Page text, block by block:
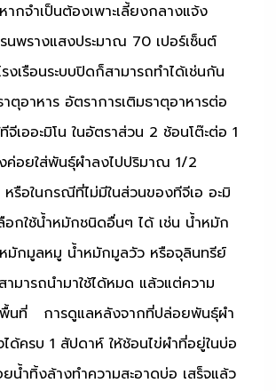
ากจำเป็นต้องเพาะเลี้ยงกลางแจ้ง
รนพรางแสงประมาณ 70 เปอร์เซ็นต์
รงเรือนระบบปิดก็สามารถทำได้เช่นกัน
ตุอาหาร อัตราการเติมธาตุอาหารต่อ
จีเออะมิโน ในอัตราส่วน 2 ช้อนโต๊ะต่อ 1
ค่อยใส่พันธุ์ผำลงไปปริมาณ 1/2
รือในกรณีที่ไม่มีในส่วนของทีจีเอ อะมิ
อกใช้น้ำหมักชนิดอื่นๆ ได้ เช่น น้ำหมัก
มักมูลหมู น้ำหมักมูลวัว หรือจุลินทรีย์
ามารถนำมาใช้ได้หมด แล้วแต่ความ
นที่ การดูแลหลังจากที่ปล่อยพันธุ์ผำ
ได้ครบ 1 สัปดาห์ ให้ช้อนไข่ผำที่อยู่ในบ่อ
น้ำทิ้งล้างทำความสะอาดบ่อ เสร็จแล้ว